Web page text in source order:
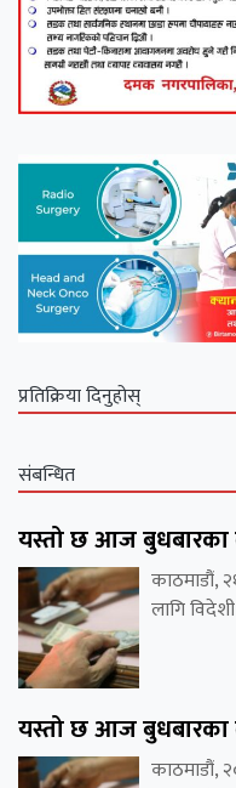
प्रतिक्रिया दिनुहोस्
संबन्धित
यस्तो छ आज बुधबारका
काठमाडौं,
लागि
यस्तो छ आज बुधबारका
काठमाडौं,